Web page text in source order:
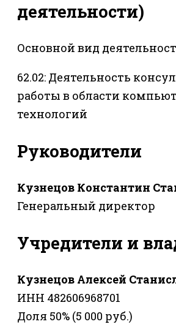
деятельности)
Основной вид
62.02: Деятельность
работы в области
технологий
Руководители
Кузнецов Константин
Генеральный директор
Учредители и
Кузнецов Алексей
ИНН 482606968701
Доля 50% (5 000 руб.)